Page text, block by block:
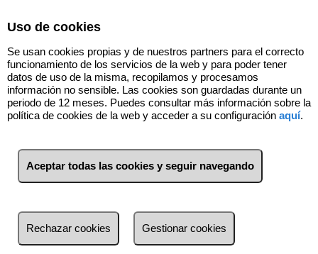
Volver
Uso de cookies
Se usan cookies propias y de nuestros partners para el correcto
funcionamiento de los servicios de la web y para poder tener
datos de uso de la misma, recopilamos y procesamos
información no sensible. Las cookies son guardadas durante un
periodo de 12 meses. Puedes consultar más información sobre la
política de cookies de la web y acceder a su configuración aquí.
Aceptar todas las cookies y seguir navegando
Rechazar cookies Gestionar cookies